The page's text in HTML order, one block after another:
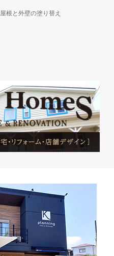
屋根と外壁の塗り替え